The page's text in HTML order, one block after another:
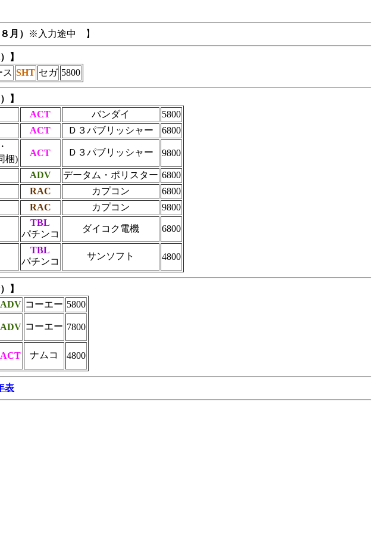
月） ※入力途中 】
】
ス SHT セガ 5800
】
ACT バンダイ
5800
ACT Ｄ３パブリッシャー 6800
梱)
ACT Ｄ３パブリッシャー 9800
ADV データム・ポリスター 6800
RAC カプコン
6800
RAC カプコン 9800
TBL
パチンコ
ダイコク電機 6800
TBL
パチンコ
サンソフト 4800
】
ADV コーエー 5800
ADV コーエー 7800
ACT ナムコ 4800
表